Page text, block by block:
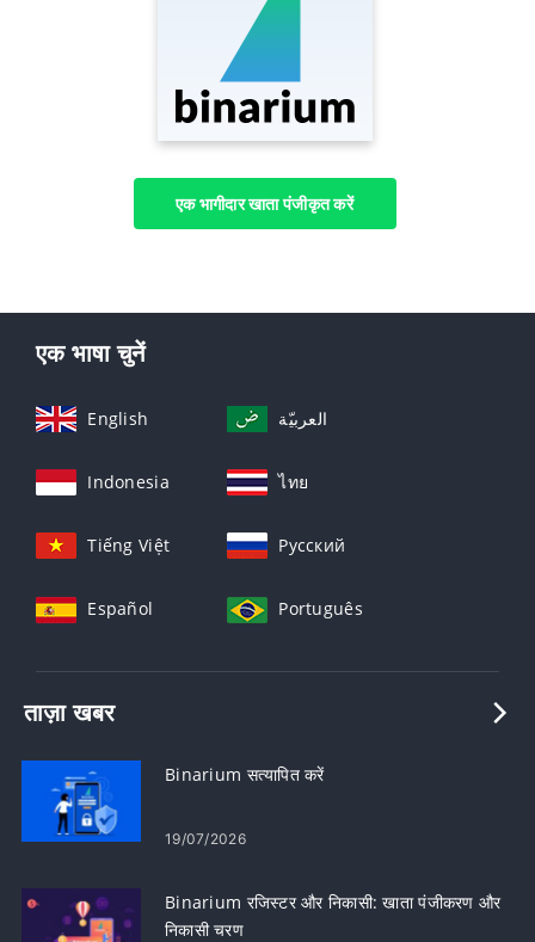
एक भागीदार खाता पंजीकृत करें
एक भाषा चुनें
English العربيّة
Indonesia ไทย
Tiếng Việt Русский
Español Português
ताज़ा खबर
Binarium सत्यापित करें
19/07/2026
Binarium रजिस्टर और निकासी: खाता पंजीकरण और
निकासी चरण